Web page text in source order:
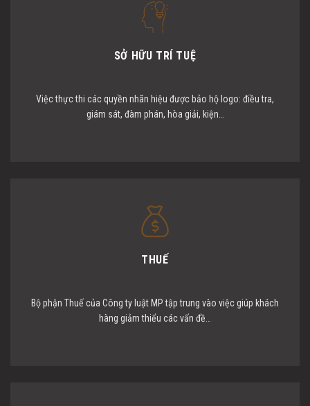
SỞ HỮU TRÍ TUỆ
Việc thực thi các quyền nhãn hiệu được bảo hộ logo: điều tra,
giám sát, đàm phán, hòa giải, kiện…
THUẾ
Bộ phận Thuế của Công ty luật MP tập trung vào việc giúp khách
hàng giảm thiểu các vấn đề…